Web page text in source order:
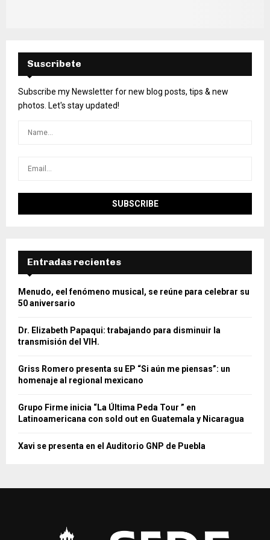
Suscribete
Subscribe my Newsletter for new blog posts, tips & new
photos. Let's stay updated!
Entradas recientes
Menudo, eel fenómeno musical, se reúne para celebrar su
50 aniversario
Dr. Elizabeth Papaqui: trabajando para disminuir la
transmisión del VIH.
Griss Romero presenta su EP “Si aún me piensas”: un
homenaje al regional mexicano
Grupo Firme inicia “La Última Peda Tour ” en
Latinoamericana con sold out en Guatemala y Nicaragua
Xavi se presenta en el Auditorio GNP de Puebla